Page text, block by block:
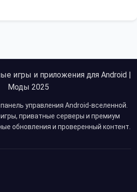
управления Android-вселенной.
приватные серверы и премиум
обновления и проверенный контент.